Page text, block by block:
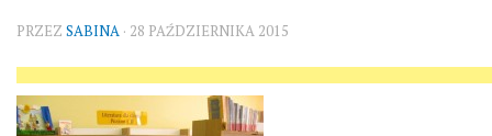
PRZEZ SABINA · 28 PAŹDZIERNIKA 2015